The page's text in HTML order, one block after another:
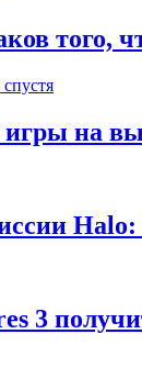
того,
спустя
на
3